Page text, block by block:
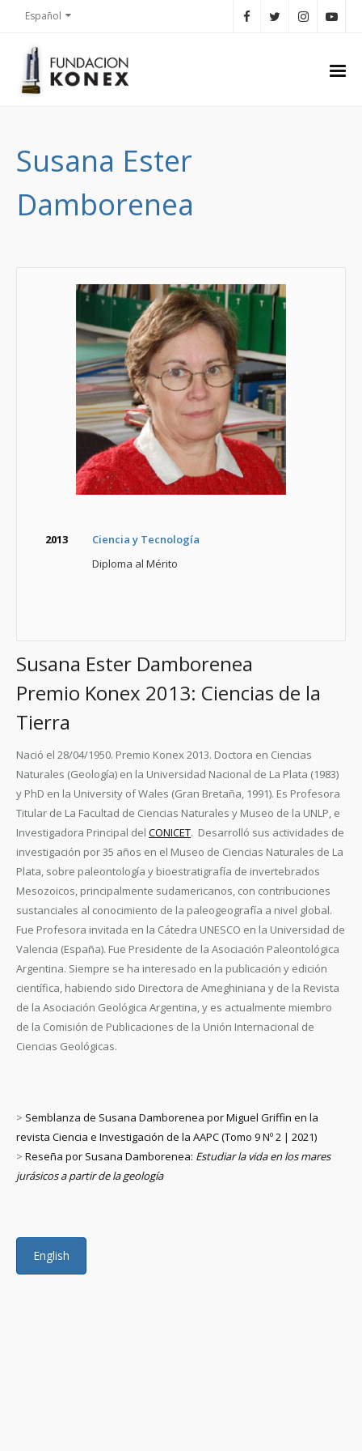
Español
Susana Ester
Damborenea
2013
Ciencia y Tecnología
Diploma al Mérito
Susana Ester Damborenea
Premio Konex 2013: Ciencias de la
Tierra
Nació el 28/04/1950. Premio Konex 2013. Doctora en Ciencias
Naturales (Geología) en la Universidad Nacional de La Plata (1983)
y PhD en la University of Wales (Gran Bretaña, 1991). Es Profesora
Titular de La Facultad de Ciencias Naturales y Museo de la UNLP, e
Investigadora Principal del CONICET. Desarrolló sus actividades de
investigación por 35 años en el Museo de Ciencias Naturales de La
Plata, sobre paleontología y bioestratigrafía de invertebrados
Mesozoicos, principalmente sudamericanos, con contribuciones
sustanciales al conocimiento de la paleogeografía a nivel global.
Fue Profesora invitada en la Cátedra UNESCO en la Universidad de
Valencia (España). Fue Presidente de la Asociación Paleontológica
Argentina. Siempre se ha interesado en la publicación y edición
científica, habiendo sido Directora de Ameghiniana y de la Revista
de la Asociación Geológica Argentina, y es actualmente miembro
de la Comisión de Publicaciones de la Unión Internacional de
Ciencias Geológicas.
> Semblanza de Susana Damborenea por Miguel Griffin en la
revista Ciencia e Investigación de la AAPC (Tomo 9 Nº 2 | 2021)
> Reseña por Susana Damborenea: Estudiar la vida en los mares
jurásicos a partir de la geología
English